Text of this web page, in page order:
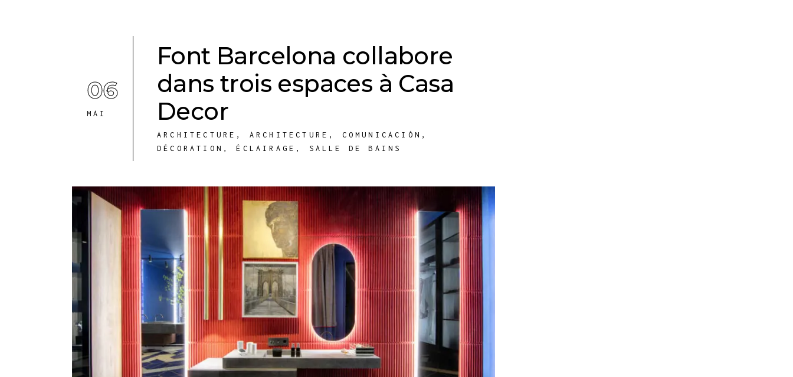
06
MAI
Font Barcelona collabore
dans trois espaces à Casa
Decor
ARCHITECTURE , ARCHITECTURE , COMUNICACIÓN ,
DÉCORATION ,ÉCLAIRAGE , SALLE DE BAINS